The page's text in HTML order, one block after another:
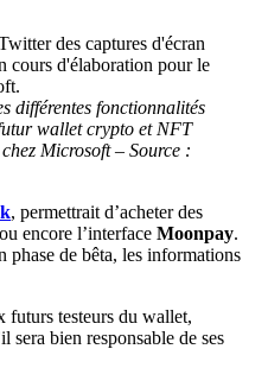
différentes fonctionnalités
wallet crypto et NFT
Microsoft – Source :
, permettrait d’acheter des
ou encore l’interface Moonpay.
phase de bêta, les informations
futurs testeurs du wallet,
sera bien responsable de ses